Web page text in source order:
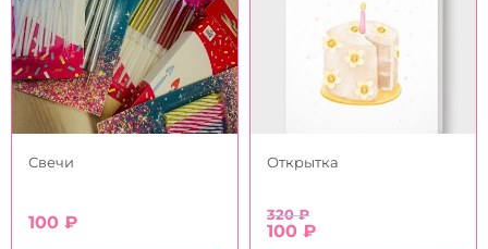
Свечи
100 ₽
Открытка
320₽
Первоначальная
100 ₽
Текущая